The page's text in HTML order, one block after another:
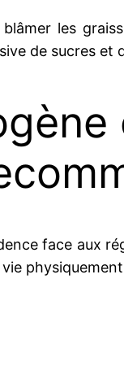
les
de sucres et
face aux